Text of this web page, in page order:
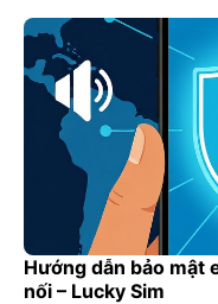
nắm rõ một số lưu ý
trạng mất sóng, phí
[…]
Hướng dẫn bảo mật
nối – Lucky Sim